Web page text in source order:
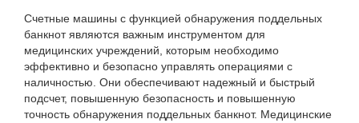
Счетные машины с функцией обнаружения поддельных
банкнот являются важным инструментом для
медицинских учреждений, которым необходимо
эффективно и безопасно управлять операциями с
наличностью. Они обеспечивают надежный и быстрый
подсчет, повышенную безопасность и повышенную
точность обнаружения поддельных банкнот. Медицинские